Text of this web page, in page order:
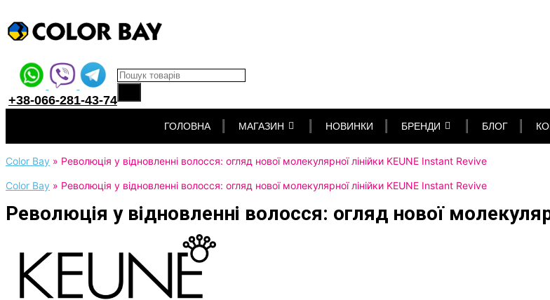
+38-066-281-43-74
Products search
вмісту
ГОЛОВНА МАГАЗИН НОВИНКИ БРЕНДИ БЛОГ
Color Bay » Революція у відновленні волосся: огляд нової молекулярної лінійки KEUNE Instant Revive
Color Bay » Революція у відновленні волосся: огляд нової молекулярної лінійки KEUNE Instant Revive
Революція у відновленні волосся: огляд нової